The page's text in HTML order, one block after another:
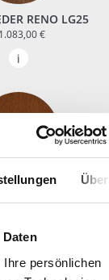
Ihre persönlichen
RENO LG25
€
COMFORT SOFT
LG26